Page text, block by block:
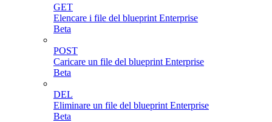
GET
Elencare i file del blueprint Enterprise
Beta
POST
Caricare un file del blueprint Enterprise
Beta
DEL
Eliminare un file del blueprint Enterprise
Beta